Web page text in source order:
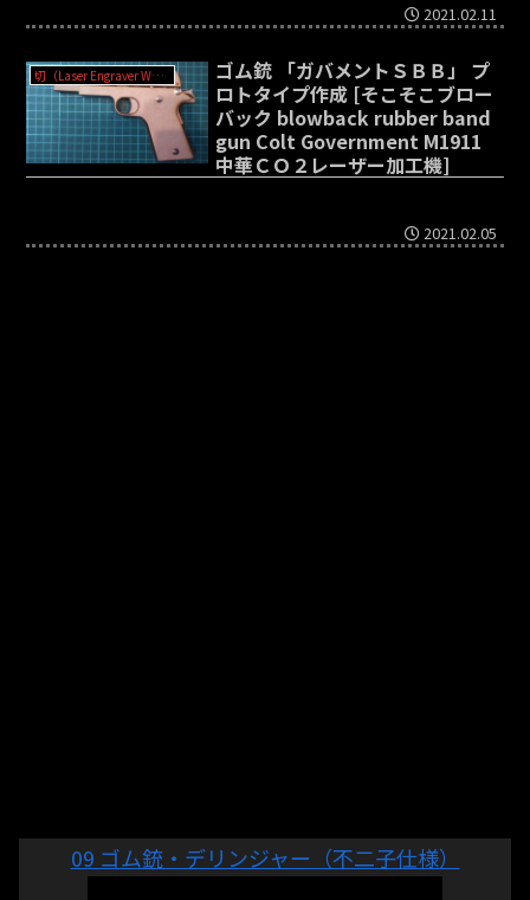
2021.02.11
切（Laser Engraver WER-3020?）
ゴム銃 「ガバメントＳＢＢ」 プ
ロトタイプ作成 [そこそこブロー
バック blowback rubber band
gun Colt Government M1911
中華ＣＯ２レーザー加工機]
2021.02.05
09 ゴム銃・デリンジャー（不二子仕様）